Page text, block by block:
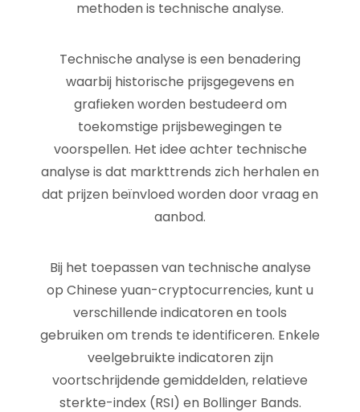
methoden is technische analyse.
Technische analyse is een benadering
waarbij historische prijsgegevens en
grafieken worden bestudeerd om
toekomstige prijsbewegingen te
voorspellen. Het idee achter technische
analyse is dat markttrends zich herhalen en
dat prijzen beïnvloed worden door vraag en
aanbod.
Bij het toepassen van technische analyse
op Chinese yuan-cryptocurrencies, kunt u
verschillende indicatoren en tools
gebruiken om trends te identificeren. Enkele
veelgebruikte indicatoren zijn
voortschrijdende gemiddelden, relatieve
sterkte-index (RSI) en Bollinger Bands.